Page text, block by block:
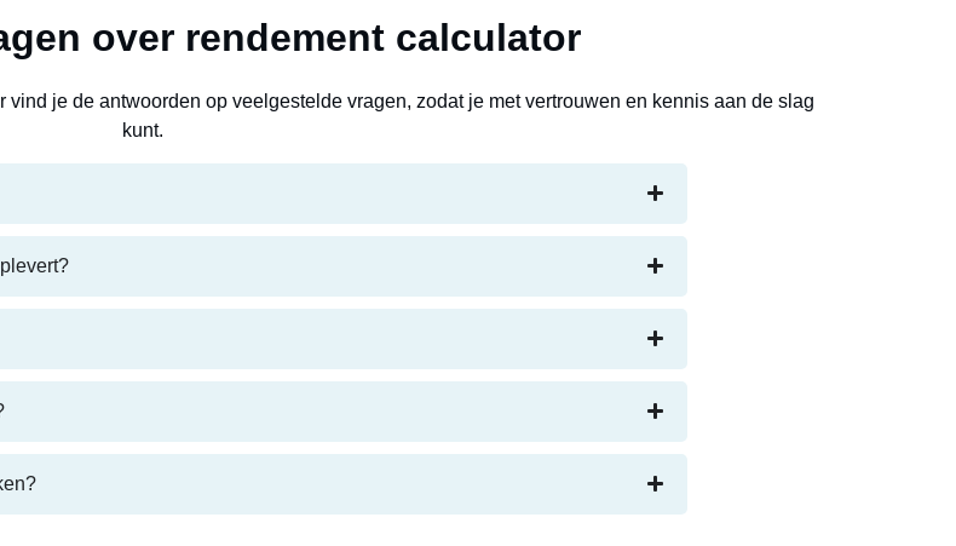
over rendement calculator
vind je de antwoorden op veelgestelde vragen, zodat je met vertrouwen en kennis aan de slag
kunt.